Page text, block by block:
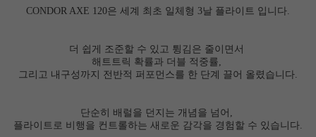
CONDOR AXE 120은 세계 최초 일체형 3날 플라이트 입니다.
더 쉽게 조준할 수 있고 튕김은 줄이면서
해트트릭 확률과 더블 적중률,
그리고 내구성까지 전반적 퍼포먼스를 한 단계 끌어 올렸습니다.
단순히 배럴을 던지는 개념을 넘어,
플라이트로 비행을 컨트롤하는 새로운 감각을 경험할 수 있습니다.